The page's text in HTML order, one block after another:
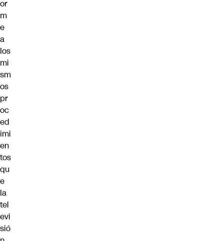
or
m
e
a
los
mi
sm
os
pr
oc
ed
imi
en
tos
qu
e
la
tel
evi
sió